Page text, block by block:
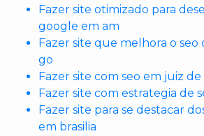
Fazer site otimizado para
google em am
Fazer site que melhora o seo
go
Fazer site com seo em juiz de
Fazer site com estrategia de
Fazer site para se destacar
em brasilia